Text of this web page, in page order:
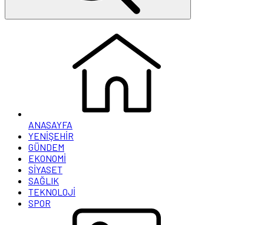
ANASAYFA
YENİŞEHİR
GÜNDEM
EKONOMİ
SİYASET
SAĞLIK
TEKNOLOJİ
SPOR